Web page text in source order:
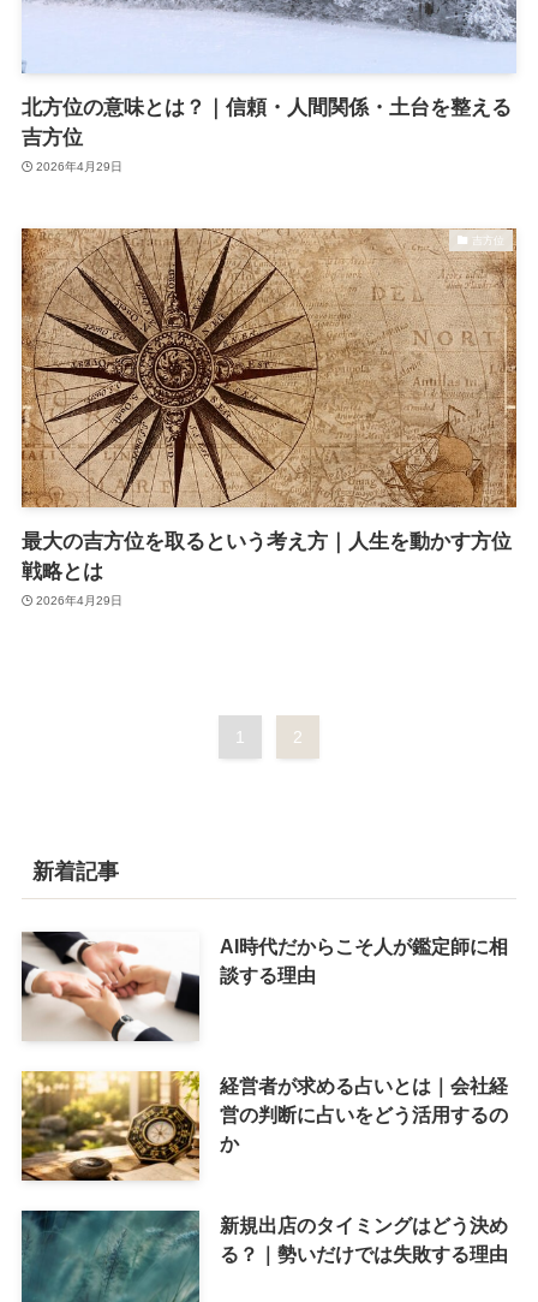
北方位の意味とは？｜信頼・人間関係・土台を整える
吉方位
2026年4月29日
吉方位
最大の吉方位を取るという考え方｜人生を動かす方位
戦略とは
2026年4月29日
1 2
新着記事
AI時代だからこそ人が鑑定師に相
談する理由
経営者が求める占いとは｜会社経
営の判断に占いをどう活用するの
か
新規出店のタイミングはどう決め
る？｜勢いだけでは失敗する理由